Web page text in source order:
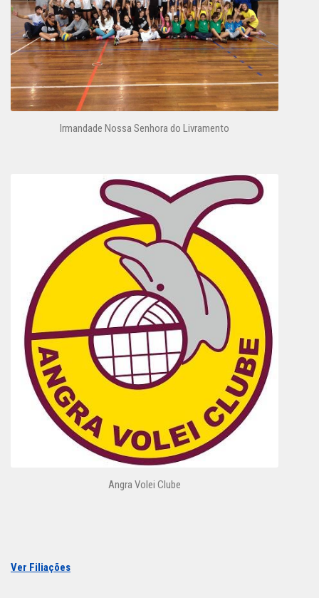
Irmandade Nossa Senhora do Livramento
Angra Volei Clube
Ver Filiações